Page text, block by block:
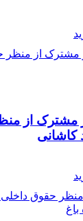
مشترک از
کاشانی